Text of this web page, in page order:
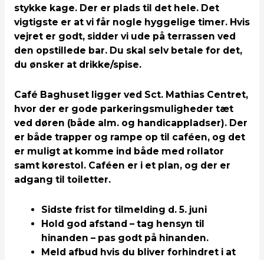
stykke kage. Der er plads til det hele. Det
vigtigste er at vi får nogle hyggelige timer. Hvis
vejret er godt, sidder vi ude på terrassen ved
den opstillede bar. Du skal selv betale for det,
du ønsker at drikke/spise.
Café Baghuset ligger ved Sct. Mathias Centret,
hvor der er gode parkeringsmuligheder tæt
ved døren (både alm. og handicappladser). Der
er både trapper og rampe op til caféen, og det
er muligt at komme ind både med rollator
samt kørestol. Caféen er i et plan, og der er
adgang til toiletter.
Sidste frist for tilmelding d. 5. juni
Hold god afstand – tag hensyn til
hinanden – pas godt på hinanden.
Meld afbud hvis du bliver forhindret i at